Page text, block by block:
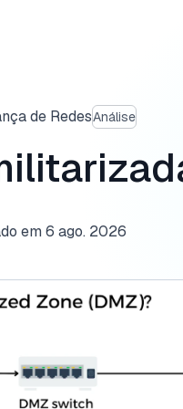
de RedesAnálise
em 6 ago. 2026